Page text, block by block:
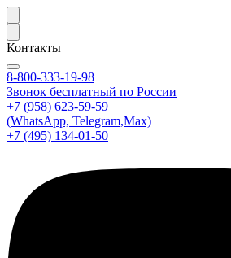
Контакты
8-800-333-19-98
Звонок бесплатный по России
+7 (958) 623-59-59
(WhatsApp, Telegram,Max)
+7 (495) 134-01-50